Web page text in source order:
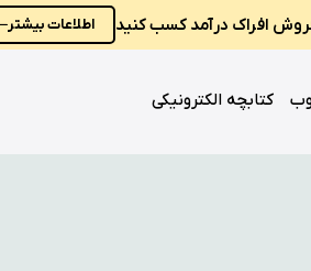
افراک درآمد کسب کنید اطلاعات بیشتر
کتابچه الکترونیکی